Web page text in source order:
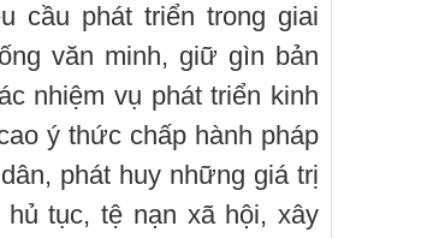
cầu phát triển trong giai
văn minh, giữ gìn bản
nhiệm vụ phát triển kinh
ý thức chấp hành pháp
phát huy những giá trị
tục, tệ nạn xã hội, xây